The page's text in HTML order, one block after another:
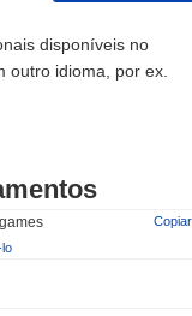
disponíveis no
outro idioma, por ex.
Copiar